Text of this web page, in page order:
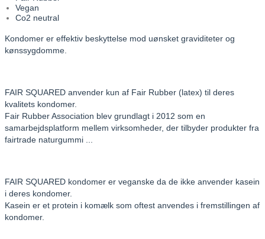
Vegan
Co2 neutral
Kondomer er effektiv beskyttelse mod uønsket graviditeter og
kønssygdomme.
FAIR SQUARED anvender kun af Fair Rubber (latex) til deres
kvalitets kondomer.
Fair Rubber Association blev grundlagt i 2012 som en
samarbejdsplatform mellem virksomheder, der tilbyder produkter fra
fairtrade naturgummi ...
FAIR SQUARED kondomer er veganske da de ikke anvender kasein
i deres kondomer.
Kasein er et protein i komælk som oftest anvendes i fremstillingen af
kondomer.